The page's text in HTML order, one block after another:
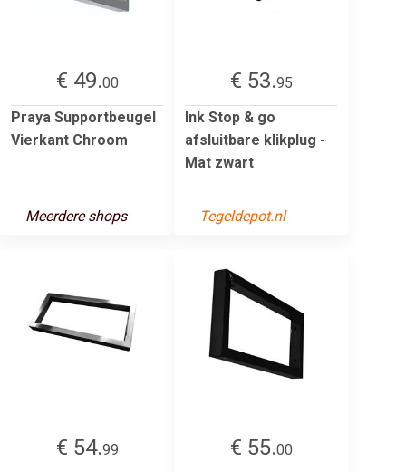
€ 49.00
Praya Supportbeugel
Vierkant Chroom
Meerdere shops
€ 53.95
Ink Stop & go
afsluitbare klikplug -
Mat zwart
Tegeldepot.nl
€ 54.99
€ 55.00